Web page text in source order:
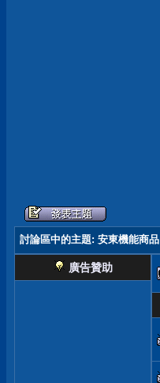
討論區中的主題: 安東機能商品
廣告贊助